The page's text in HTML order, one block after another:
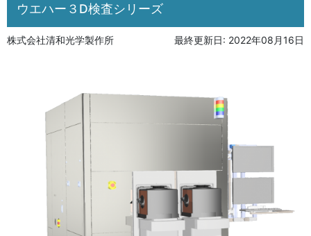
ウエハー３D検査シリーズ
株式会社清和光学製作所 最終更新日: 2022年08月16日